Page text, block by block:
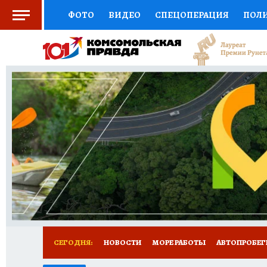
ФОТО ВИДЕО СПЕЦОПЕРАЦИЯ
СОЦПОДДЕРЖКА НАУКА СПОРТ
ВЫБОР ЭКСПЕРТОВ ДОКТОР
КНИЖНАЯ ПОЛКА ПРОГНОЗЫ НА СПОРТ
ПРЕСС-ЦЕНТР НЕДВИЖИМОСТЬ
ВСЕ О КП РАДИО КП ТЕСТЫ НОВОЕ
СЕГОДНЯ: НОВОСТИ МОРЕ РАБОТЫ